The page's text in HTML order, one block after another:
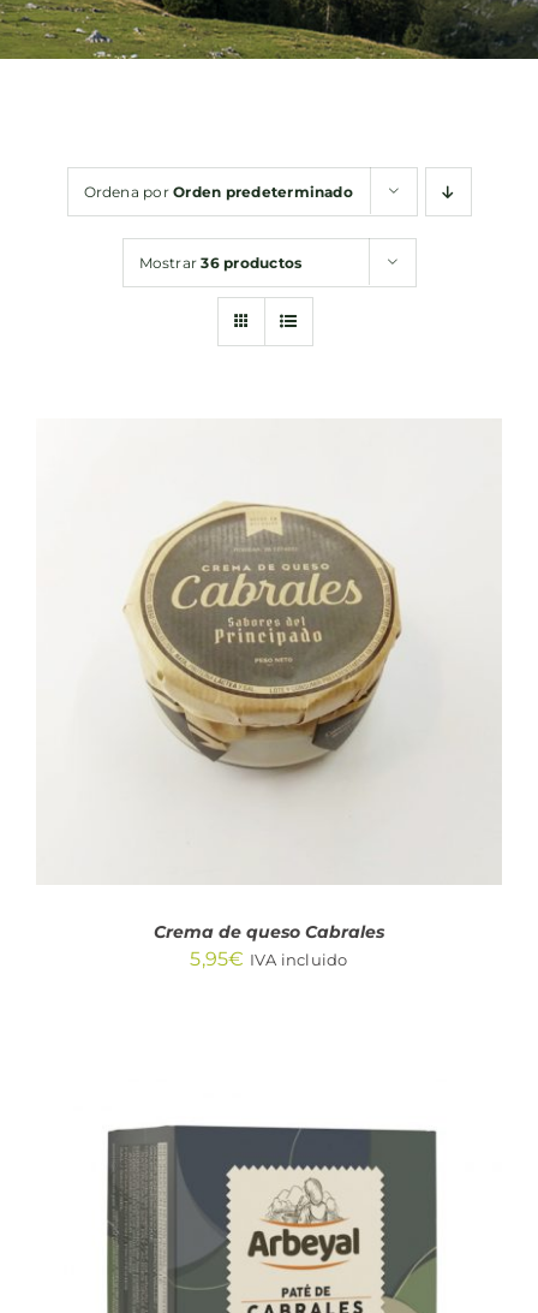
Bebidas
Ordena porOrden predeterminado
Mostrar36 productos
AÑADIR AL CARRITO
DETALLES
Crema de queso Cabrales
5,95€ IVA incluido
AÑADIR AL CARRITO
DETALLES